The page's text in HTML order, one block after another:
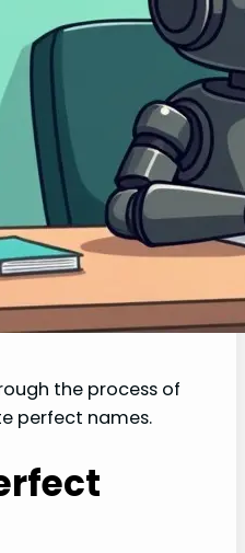
the process of
perfect names.